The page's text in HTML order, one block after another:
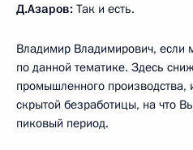
Д.Азаров: Так и есть.
Владимир Владимирович, если
по данной тематике. Здесь
промышленного производства,
скрытой безработицы, на что
пиковый период.